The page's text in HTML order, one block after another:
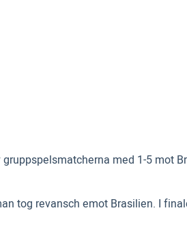
med 1-5 mot
tog revansch emot Brasilien. I